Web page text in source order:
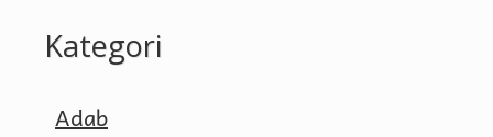
Kategori
Adab